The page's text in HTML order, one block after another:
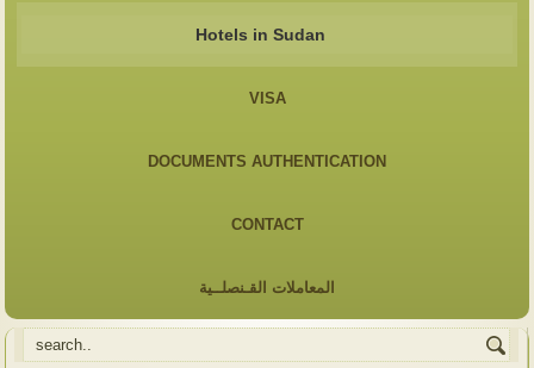
Hotels in Sudan
VISA
DOCUMENTS AUTHENTICATION
CONTACT
المعاملات القـنصلــية